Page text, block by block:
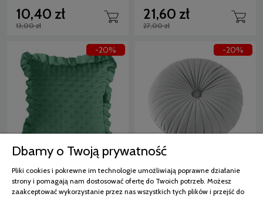
10,40 zł
13,00 zł
21,60 zł
27,00 zł
Eurofirany Poszewka
Pikowana Z Falbankami
Libi Zielona 45x45
-20%
Eurofirany POSZEWKA
VELVET 68 O 40 CM
SREBRNY
-20%
Dbamy o Twoją prywatność
Pliki cookies i pokrewne im technologie umożliwiają poprawne działanie
strony i pomagają nam dostosować ofertę do Twoich potrzeb. Możesz
zaakceptować wykorzystanie przez nas wszystkich tych plików i przejść do